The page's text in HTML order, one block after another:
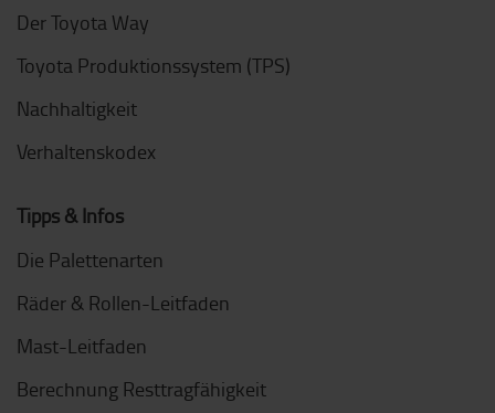
Der Toyota Way
Toyota Produktionssystem (TPS)
Nachhaltigkeit
Verhaltenskodex
Tipps & Infos
Die Palettenarten
Räder & Rollen-Leitfaden
Mast-Leitfaden
Berechnung Resttragfähigkeit